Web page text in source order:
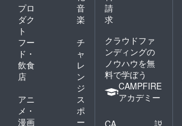
プロ
ダク
ト
音
楽
フー
ド・
飲食
店
チ
ャ
レ
ン
ジ
アニ
メ・
漫画
ス
ポ
ー
請
求
クラウドファ
ンディングの
ノウハウを無
料で学ぼう
CAMPFIRE
アカデミー
CA
説